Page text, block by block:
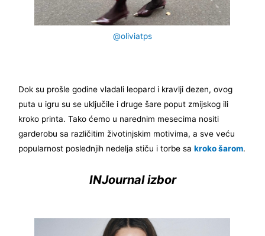
@oliviatps
Dok su prošle godine vladali leopard i kravlji dezen, ovog
puta u igru su se uključile i druge šare poput zmijskog ili
kroko printa. Tako ćemo u narednim mesecima nositi
garderobu sa različitim životinjskim motivima, a sve veću
popularnost poslednjih nedelja stiču i torbe sakroko šarom.
INJournal izbor